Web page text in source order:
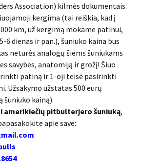
Association) kilmės dokumentais.
kergima (tai reiškia, kad į
km, už kergimą mokame patinui,
6 dienas ir pan.), šuniuko kaina bus
neturės analogų šiems šuniukams
savybes, anatomiją ir grožį! Šiuo
patiną ir 1-oji teisė pasirinkti
Užsakymo užstatas 500 eurų
šuniuko kainą).
amerikiečių pitbulterjero šuniuką,
apie save: